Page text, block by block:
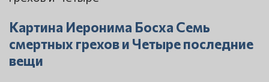
Картина Иеронима Босха Семь
смертных грехов и Четыре последние
вещи